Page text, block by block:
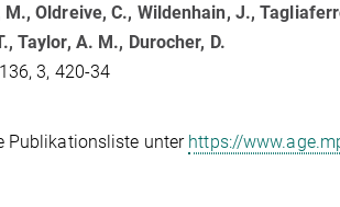
M., Oldreive, C., Wildenhain, J.,
Taylor, A. M., Durocher, D.
3, 420-34
Publikationsliste unter https://